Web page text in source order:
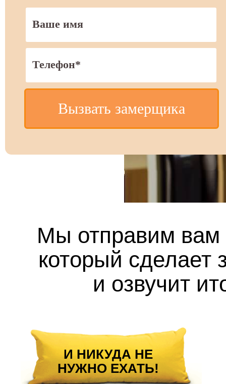
Вызвать замерщика
И НИКУДА НЕ
НУЖНО ЕХАТЬ!
Мы отправим вам
который сделает
и озвучит